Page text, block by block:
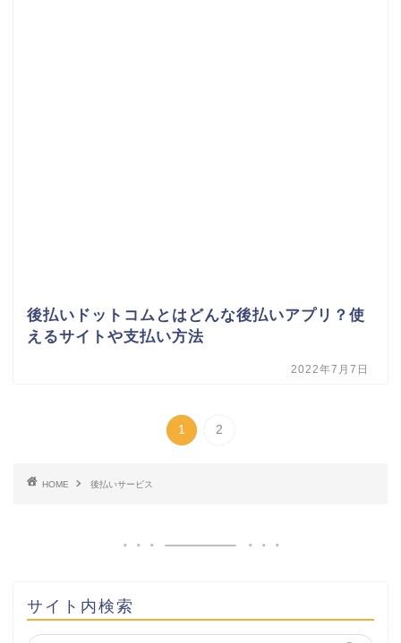
後払いドットコムとはどんな後払いアプリ？使
えるサイトや支払い方法
2022年7月7日
1 2
HOME 後払いサービス
サイト内検索